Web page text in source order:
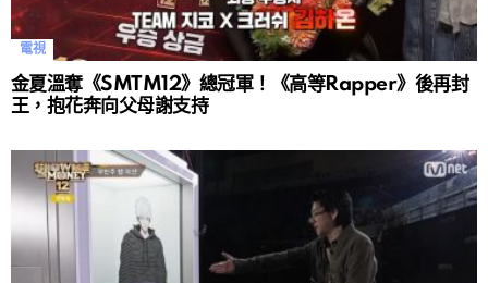
電視
金夏溫奪《SMTM12》總冠軍！《高等Rapper》後再封
王，抱花奔向父母謝支持